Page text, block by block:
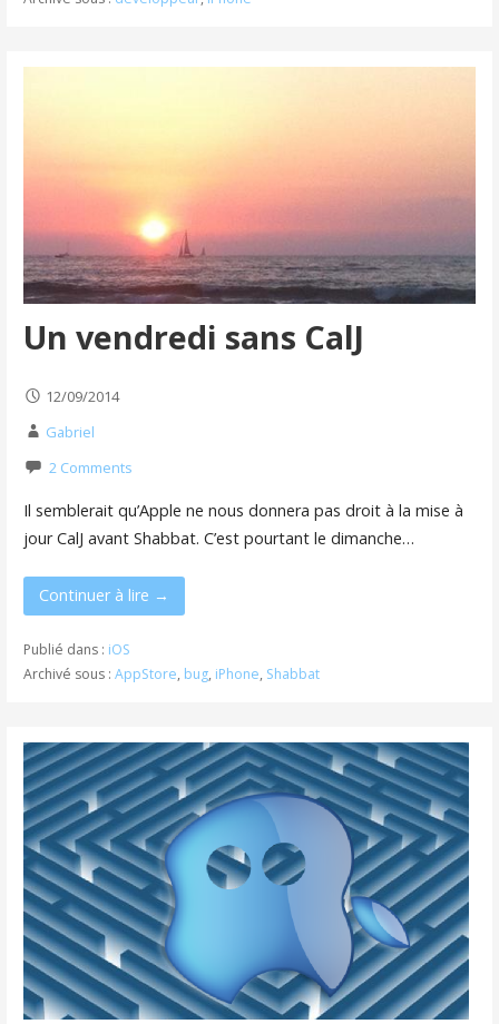
Un vendredi sans CalJ
12/09/2014
Gabriel
2 Comments
Il semblerait qu’Apple ne nous donnera pas droit à la mise à
jour CalJ avant Shabbat. C’est pourtant le dimanche…
Continuer à lire →
Publié dans : iOS
Archivé sous : AppStore, bug, iPhone, Shabbat